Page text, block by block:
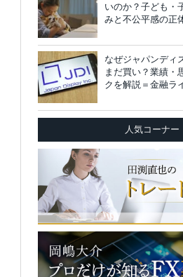
いのか？子ども・
みと不公平感の正
なぜジャパンディ
まだ買い？業績・
クを解説＝金融ラ
人気コーナー